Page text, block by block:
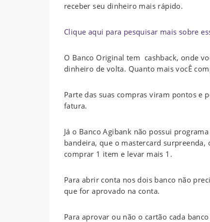
receber seu dinheiro mais rápido.
Clique aqui para pesquisar mais sobre
O Banco Original tem cashback, onde
dinheiro de volta. Quanto mais vocÊ
Parte das suas compras viram pontos e
fatura.
Já o Banco Agibank não possui
bandeira, que o mastercard
comprar 1 item e levar mais 1.
Para abrir conta nos dois banco não
que for aprovado na conta.
Para aprovar ou não o cartão cada